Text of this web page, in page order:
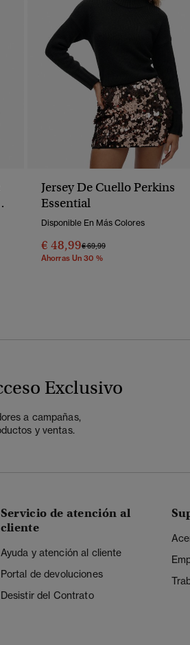
Jersey De Cuello Perkins
Essential
Disponible En Más Colores
€ 48,99Precio Rebajado De
€ 69,99A
Ahorras Un 30 %
Exclusivo
a campañas,
y ventas.
Servicio de atención al
cliente
Ayuda y atención al cliente
Portal de devoluciones
Desistir del Contrato